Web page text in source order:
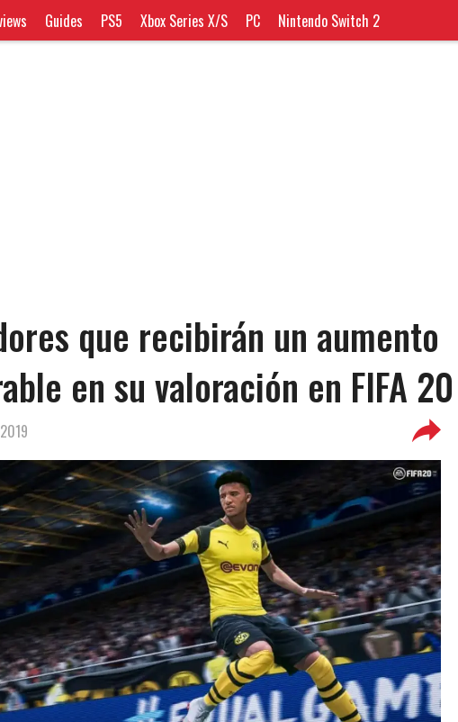
Guides PS5 Xbox Series X/S PC Nintendo Switch 2
que recibirán un aumento
en su valoración en FIFA 20